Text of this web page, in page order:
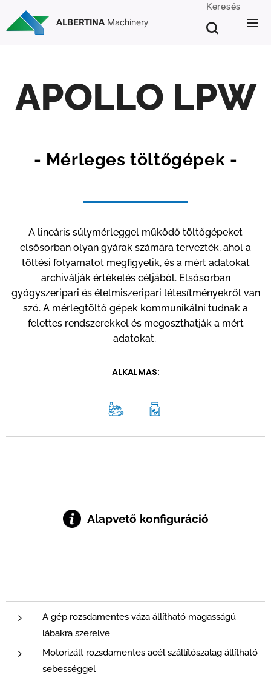
ALBERTINA Machinery
Keresés
APOLLO LPW
- Mérleges töltőgépek -
A lineáris súlymérleggel működő töltőgépeket
elsősorban olyan gyárak számára tervezték, ahol a
töltési folyamatot megfigyelik, és a mért adatokat
archiválják értékelés céljából. Elsősorban
gyógyszeripari és élelmiszeripari létesítményekről van
szó. A mérlegtöltő gépek kommunikálni tudnak a
felettes rendszerekkel és megoszthatják a mért
adatokat.
ALKALMAS:
Alapvető konfiguráció
A gép rozsdamentes váza állítható magasságú
lábakra szerelve
Motorizált rozsdamentes acél szállítószalag állítható
sebességgel